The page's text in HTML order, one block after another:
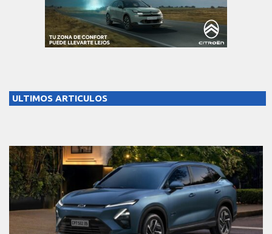
ULTIMOS ARTICULOS